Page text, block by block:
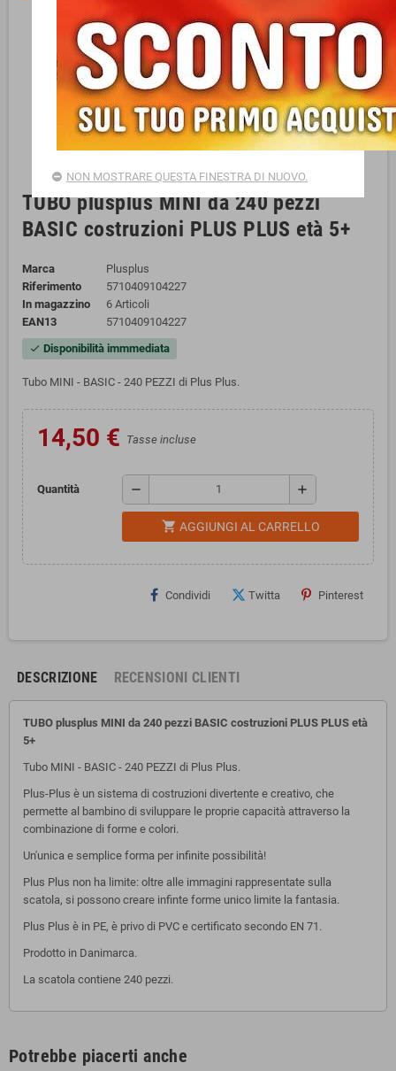
TUBO plusplus MINI da 240 pezzi
BASIC costruzioni PLUS PLUS età 5+
Marca
Plusplus
Riferimento
5710409104227
In magazzino
6 Articoli
EAN13
5710409104227
check Disponibilità immmediata
Tubo MINI - BASIC - 240 PEZZI di Plus Plus.
14,50 € Tasse incluse
Quantità remove add
shopping_cart AGGIUNGI AL CARRELLO
Condividi Twitta Pinterest
DESCRIZIONE RECENSIONI CLIENTI
TUBO plusplus MINI da 240 pezzi BASIC costruzioni PLUS PLUS età
5+
Tubo MINI - BASIC - 240 PEZZI di Plus Plus.
Plus-Plus è un sistema di costruzioni divertente e creativo, che
permette al bambino di sviluppare le proprie capacità attraverso la
combinazione di forme e colori.
Un'unica e semplice forma per infinite possibilità!
Plus Plus non ha limite: oltre alle immagini rappresentate sulla
scatola, si possono creare infinte forme unico limite la fantasia.
Plus Plus è in PE, è privo di PVC e certificato secondo EN 71.
Prodotto in Danimarca.
La scatola contiene 240 pezzi.
Potrebbe piacerti anche
NON MOSTRARE QUESTA FINESTRA DI NUOVO.